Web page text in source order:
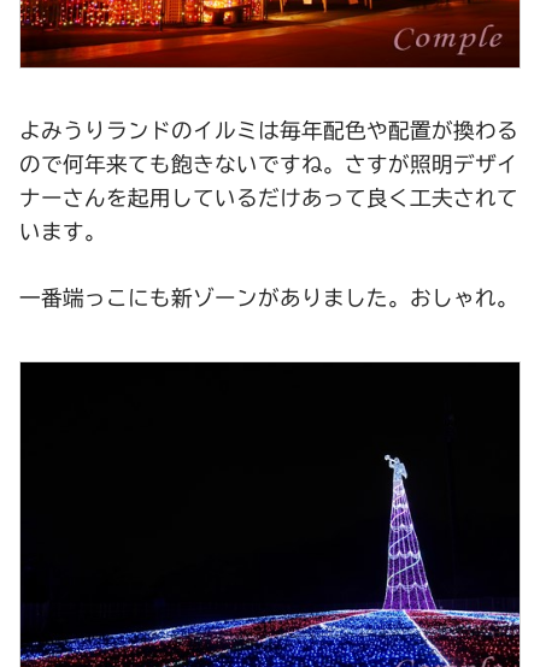
よみうりランドのイルミは毎年配色や配置が換わる
ので何年来ても飽きないですね。さすが照明デザイ
ナーさんを起用しているだけあって良く工夫されて
います。
一番端っこにも新ゾーンがありました。おしゃれ。